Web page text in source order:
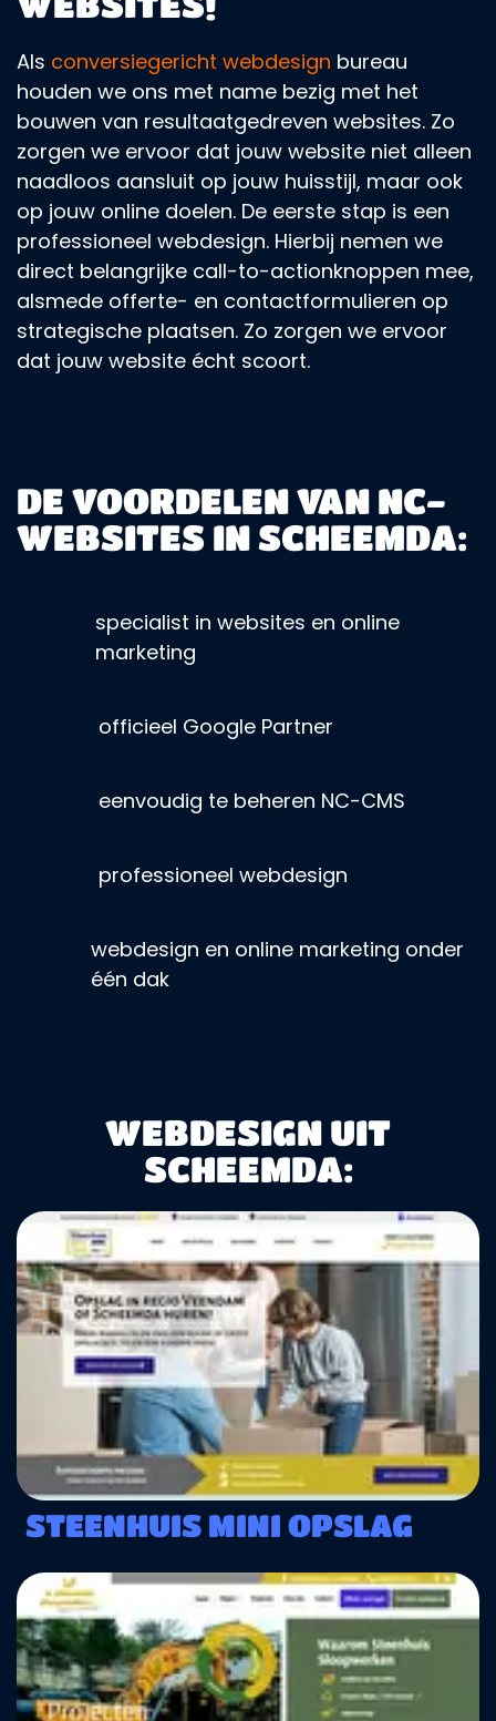
Als conversiegericht webdesign bureau
houden we ons met name bezig met het
bouwen van resultaatgedreven websites. Zo
zorgen we ervoor dat jouw website niet alleen
naadloos aansluit op jouw huisstijl, maar ook
op jouw online doelen. De eerste stap is een
professioneel webdesign. Hierbij nemen we
direct belangrijke call-to-actionknoppen mee,
alsmede offerte- en contactformulieren op
strategische plaatsen. Zo zorgen we ervoor
dat jouw website écht scoort.
DE VOORDELEN VAN NC-
WEBSITES IN SCHEEMDA:
specialist in websites en online
marketing
officieel Google Partner
eenvoudig te beheren NC-CMS
professioneel webdesign
webdesign en online marketing onder
één dak
WEBDESIGN UIT
SCHEEMDA:
STEENHUIS MINI OPSLAG